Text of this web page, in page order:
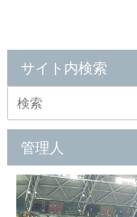
サイト内検索
管理人